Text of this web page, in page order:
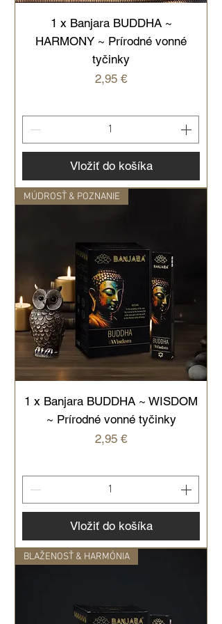
1 x Banjara BUDDHA ~
HARMONY ~ Prírodné vonné
tyčinky
Cena
2,95 €
Vložiť do košíka
MÚDROSŤ & POZNANIE
1 x Banjara BUDDHA ~ WISDOM
~ Prírodné vonné tyčinky
Cena
2,95 €
Vložiť do košíka
BLAŽENOSŤ & HARMÓNIA